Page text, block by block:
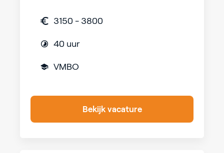
3150 - 3800
40 uur
VMBO
Bekijk vacature